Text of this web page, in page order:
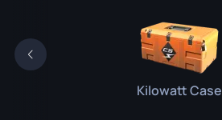
Kilowatt Case